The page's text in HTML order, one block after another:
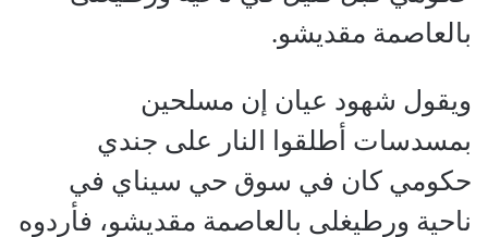
بالعاصمة مقديشو.
ويقول شهود عيان إن مسلحين
بمسدسات أطلقوا النار على جندي
حكومي كان في سوق حي سيناي في
ناحية ورطيغلى بالعاصمة مقديشو، فأردوه